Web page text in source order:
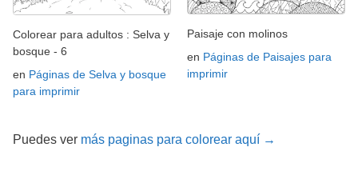
Colorear para adultos : Selva y
bosque - 6
en Páginas de Selva y bosque
para imprimir
Paisaje con molinos
en Páginas de Paisajes para
imprimir
Puedes ver más paginas para colorear aquí →